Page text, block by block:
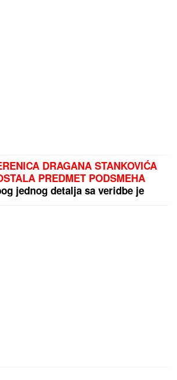
DRAGANA STANKOVIĆA
PREDMET PODSMEHA
jednog detalja sa veridbe je